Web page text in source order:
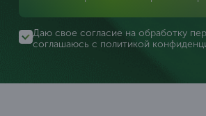
Даю свое согласие на обработку
соглашаюсь с политикой